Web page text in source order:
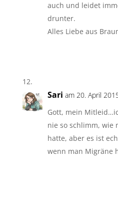
auch und leidet
drunter.
Alles Liebe aus
Sari am 20. April
Gott, mein
nie so schlimm, wie
hatte, aber es ist
wenn man Migräne